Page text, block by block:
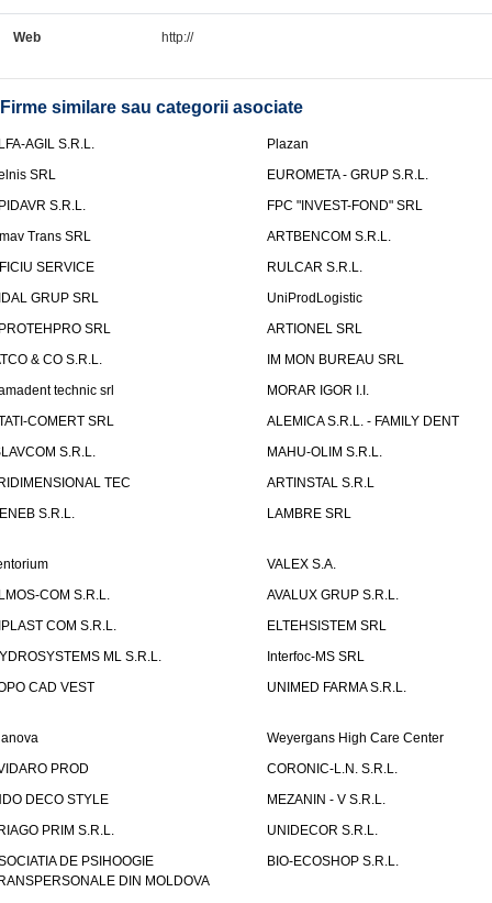
Web http://
Firme similare sau categorii asociate
AGIL S.R.L.
Plazan
SRL
EUROMETA - GRUP S.R.L.
S.R.L.
FPC "INVEST-FOND" SRL
Trans SRL
ARTBENCOM S.R.L.
SERVICE
RULCAR S.R.L.
GRUP SRL
UniProdLogistic
SRL
ARTIONEL SRL
& CO S.R.L.
IM MON BUREAU SRL
technic srl
MORAR IGOR I.I.
COMERT SRL
ALEMICA S.R.L. - FAMILY DENT
S.R.L.
MAHU-OLIM S.R.L.
TEC
ARTINSTAL S.R.L
S.R.L.
LAMBRE SRL
VALEX S.A.
COM S.R.L.
AVALUX GRUP S.R.L.
COM S.R.L.
ELTEHSISTEM SRL
ML S.R.L.
Interfoc-MS SRL
CAD VEST
UNIMED FARMA S.R.L.
Weyergans High Care Center
PROD
CORONIC-L.N. S.R.L.
DECO STYLE
MEZANIN - V S.R.L.
PRIM S.R.L.
UNIDECOR S.R.L.
DE PSIHOOGIE
DIN MOLDOVA
BIO-ECOSHOP S.R.L.